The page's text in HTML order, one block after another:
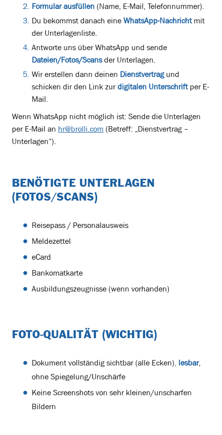
Formular ausfüllen(Name, E-Mail, Telefonnummer).
Du bekommst danach eineWhatsApp-Nachricht mit
der Unterlagenliste.
Antworte uns über WhatsApp und sende
Dateien/Fotos/Scansder Unterlagen.
Wir erstellen dann deinen Dienstvertrag und
schicken dir den Link zurdigitalen Unterschriftper E-
Mail.
Wenn WhatsApp nicht möglich ist: Sende die Unterlagen
per E-Mail an hr@brolli.com (Betreff: „Dienstvertrag –
Unterlagen“).
BENÖTIGTE UNTERLAGEN
(FOTOS/SCANS)
Reisepass / Personalausweis
Meldezettel
eCard
Bankomatkarte
Ausbildungszeugnisse (wenn vorhanden)
FOTO-QUALITÄT (WICHTIG)
Dokument vollständig sichtbar (alle Ecken), lesbar,
ohne Spiegelung/Unschärfe
Keine Screenshots von sehr kleinen/unscharfen
Bildern